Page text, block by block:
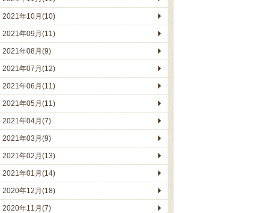
2021年10月(10)
2021年09月(11)
2021年08月(9)
2021年07月(12)
2021年06月(11)
2021年05月(11)
2021年04月(7)
2021年03月(9)
2021年02月(13)
2021年01月(14)
2020年12月(18)
2020年11月(7)